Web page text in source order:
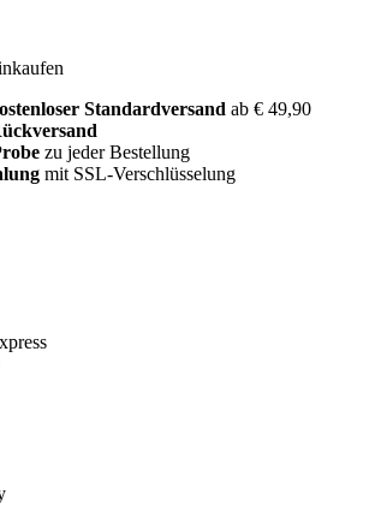
Standardversand ab € 49,90
zu jeder Bestellung
mit SSL-Verschlüsselung